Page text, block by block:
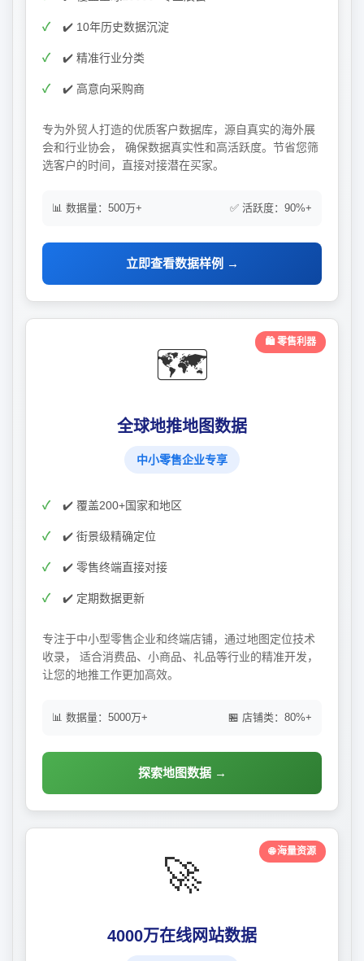
✔️ 10年历史数据沉淀
✔️ 精准行业分类
✔️ 高意向采购商
专为外贸人打造的优质客户数据库，源自真实的海外展
会和行业协会， 确保数据真实性和高活跃度。节省您筛
选客户的时间，直接对接潜在买家。
📊 数据量：500万+ ✅ 活跃度：90%+
立即查看数据样例 →
🛍️ 零售利器
🗺️
全球地推地图数据
中小零售企业专享
✔️ 覆盖200+国家和地区
✔️ 街景级精确定位
✔️ 零售终端直接对接
✔️ 定期数据更新
专注于中小型零售企业和终端店铺，通过地图定位技术
收录， 适合消费品、小商品、礼品等行业的精准开发，
让您的地推工作更加高效。
📊 数据量：5000万+ 🏪 店铺类：80%+
探索地图数据 →
🌐 海量资源
🚀
4000万在线网站数据